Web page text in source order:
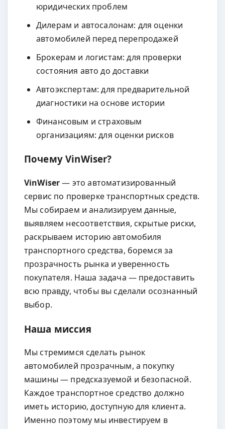
юридических проблем
Дилерам и автосалонам: для оценки
автомобилей перед перепродажей
Брокерам и логистам: для проверки
состояния авто до доставки
Автоэкспертам: для предварительной
диагностики на основе истории
Финансовым и страховым
организациям: для оценки рисков
Почему VinWiser?
VinWiser— это автоматизированный
сервис по проверке транспортных средств.
Мы собираем и анализируем данные,
выявляем несоответствия, скрытые риски,
раскрываем историю автомобиля
транспортного средства, боремся за
прозрачность рынка и уверенность
покупателя. Наша задача — предоставить
всю правду, чтобы вы сделали осознанный
выбор.
Наша миссия
Мы стремимся сделать рынок
автомобилей прозрачным, а покупку
машины — предсказуемой и безопасной.
Каждое транспортное средство должно
иметь историю, доступную для клиента.
Именно поэтому мы инвестируем в